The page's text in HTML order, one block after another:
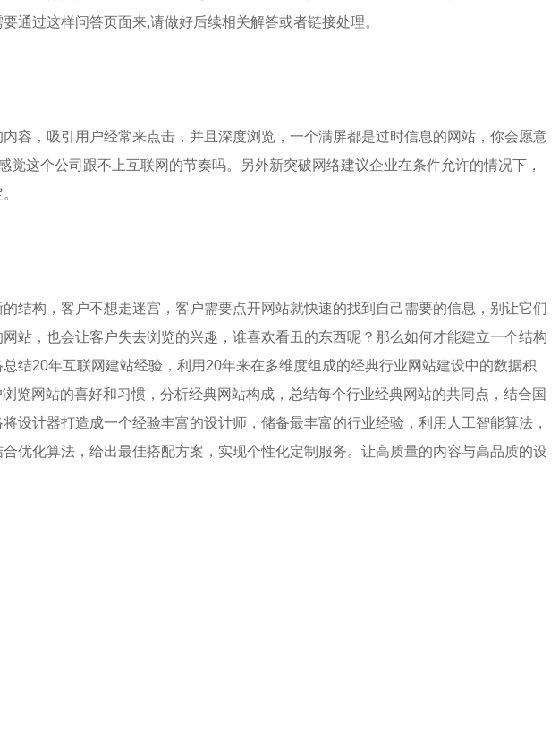
通过这样问答页面来,请做好后续相关解答或者链接处理。
容，吸引用户经常来点击，并且深度浏览，一个满屏都是过时信息的网站，你会愿意
这个公司跟不上互联网的节奏吗。另外新突破网络建议企业在条件允许的情况下，
结构，客户不想走迷宫，客户需要点开网站就快速的找到自己需要的信息，别让它们
站，也会让客户失去浏览的兴趣，谁喜欢看丑的东西呢？那么如何才能建立一个结构
结20年互联网建站经验，利用20年来在多维度组成的经典行业网站建设中的数据积
览网站的喜好和习惯，分析经典网站构成，总结每个行业经典网站的共同点，结合国
设计器打造成一个经验丰富的设计师，储备最丰富的行业经验，利用人工智能算法，
优化算法，给出最佳搭配方案，实现个性化定制服务。让高质量的内容与高品质的设